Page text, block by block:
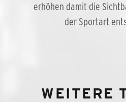
erhöhen damit die
der Sportart
WEITERE